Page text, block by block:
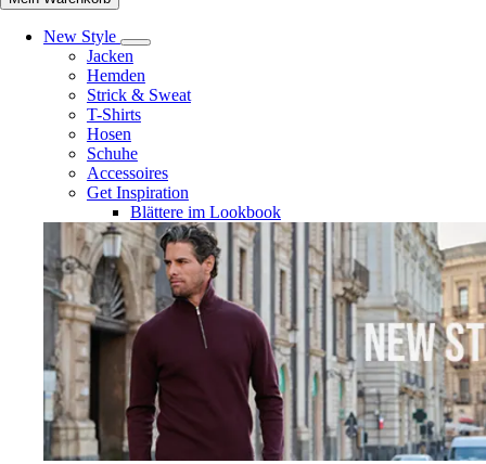
New Style
Jacken
Hemden
Strick & Sweat
T-Shirts
Hosen
Schuhe
Accessoires
Get Inspiration
Blättere im Lookbook